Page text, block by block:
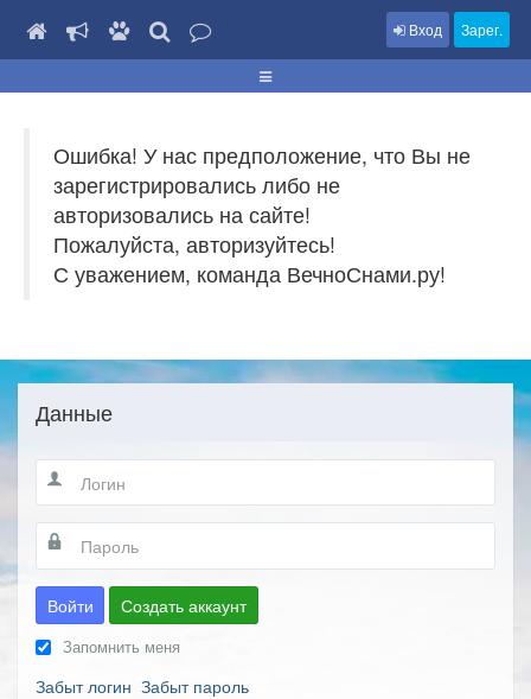
Вход Зарег.
Ошибка! У нас предположение, что Вы не
зарегистрировались либо не
авторизовались на сайте!
Пожалуйста, авторизуйтесь!
С уважением, команда ВечноСнами.ру!
Данные
Войти Создать аккаунт
Запомнить меня
Забыт логин Забыт пароль